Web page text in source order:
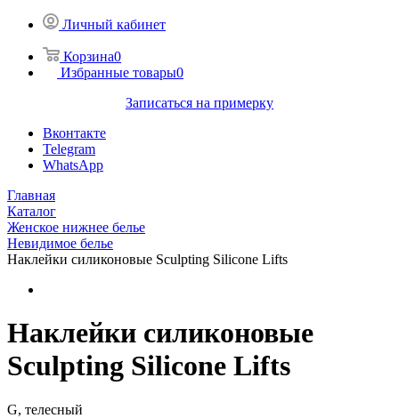
Личный кабинет
Корзина0
Избранные товары0
Записаться на примерку
Вконтакте
Telegram
WhatsApp
Главная
Каталог
Женское нижнее белье
Невидимое белье
Наклейки силиконовые Sculpting Silicone Lifts
Наклейки силиконовые
Sculpting Silicone Lifts
G, телесный